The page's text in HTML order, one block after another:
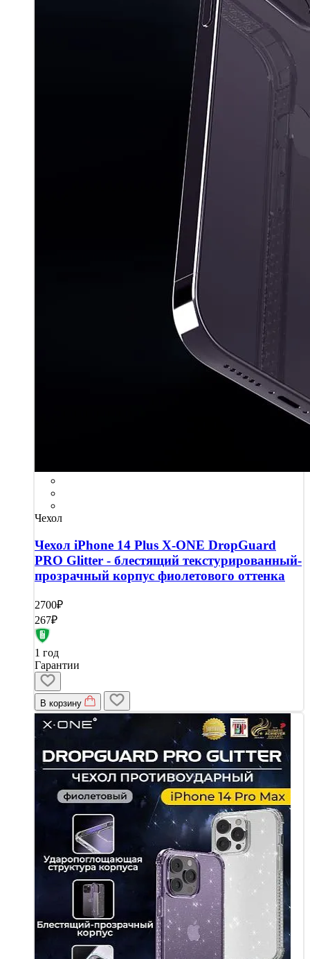
Чехол
Чехол iPhone 14 Plus X-ONE DropGuard
PRO Glitter - блестящий текстурированный-
прозрачный корпус фиолетового оттенка
2700₽
267₽
1 год
Гарантии
В корзину